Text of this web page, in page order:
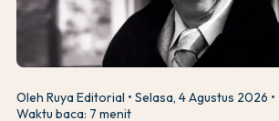
Oleh Ruya Editorial
Selasa, 4 Agustus 2026
Waktu baca: 7 menit